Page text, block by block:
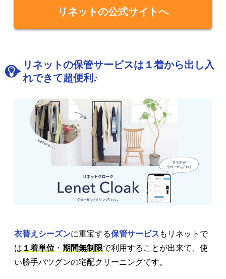
リネットの公式サイトへ
リネットの保管サービスは１着から出し入
れできて超便利♪
衣替えシーズンに重宝する保管サービス もリネットで
は １着単位 ・ 期間無制限で利用することが出来て、使
い勝手バツグンの宅配クリーニングです。